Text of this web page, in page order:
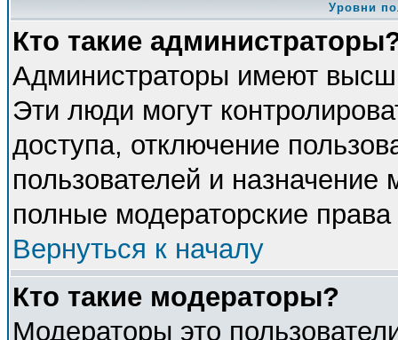
Уровни
Кто такие
Администраторы имеют
Эти люди могут
доступа, отключение
пользователей и
полные модераторские
Вернуться к началу
Кто такие модераторы?
Модераторы это